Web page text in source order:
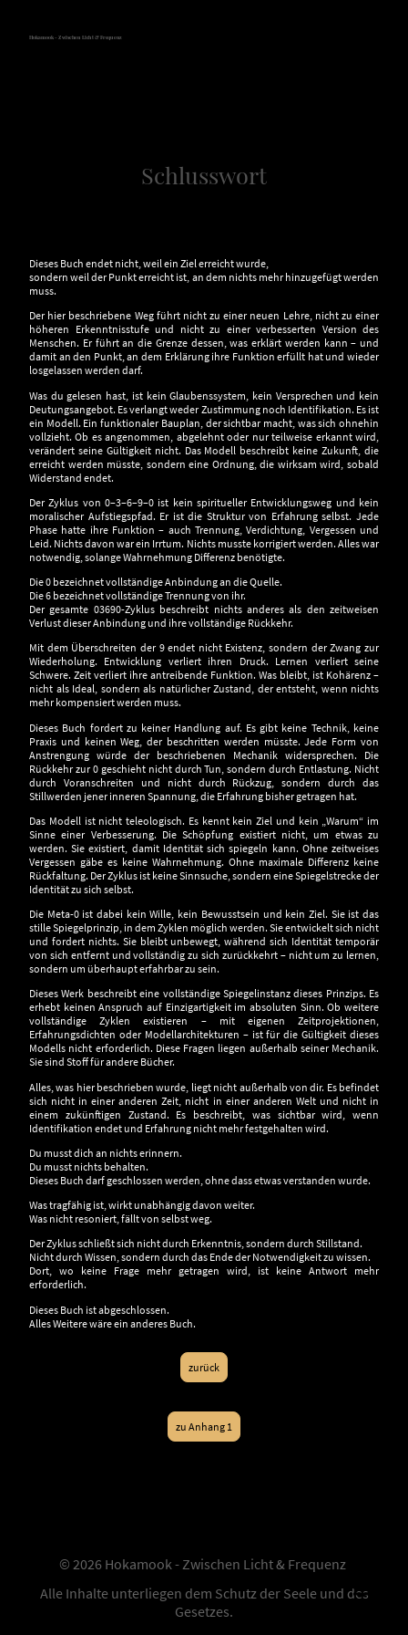
Hokamook - Zwischen Licht & Frequenz
Schlusswort
Dieses Buch endet nicht, weil ein Ziel erreicht wurde,
sondern weil der Punkt erreicht ist, an dem nichts mehr hinzugefügt werden
muss.
Der hier beschriebene Weg führt nicht zu einer neuen Lehre, nicht zu einer
höheren Erkenntnisstufe und nicht zu einer verbesserten Version des
Menschen. Er führt an die Grenze dessen, was erklärt werden kann – und
damit an den Punkt, an dem Erklärung ihre Funktion erfüllt hat und wieder
losgelassen werden darf.
Was du gelesen hast, ist kein Glaubenssystem, kein Versprechen und kein
Deutungsangebot. Es verlangt weder Zustimmung noch Identifikation. Es ist
ein Modell. Ein funktionaler Bauplan, der sichtbar macht, was sich ohnehin
vollzieht. Ob es angenommen, abgelehnt oder nur teilweise erkannt wird,
verändert seine Gültigkeit nicht. Das Modell beschreibt keine Zukunft, die
erreicht werden müsste, sondern eine Ordnung, die wirksam wird, sobald
Widerstand endet.
Der Zyklus von 0–3–6–9–0 ist kein spiritueller Entwicklungsweg und kein
moralischer Aufstiegspfad. Er ist die Struktur von Erfahrung selbst. Jede
Phase hatte ihre Funktion – auch Trennung, Verdichtung, Vergessen und
Leid. Nichts davon war ein Irrtum. Nichts musste korrigiert werden. Alles war
notwendig, solange Wahrnehmung Differenz benötigte.
Die 0 bezeichnet vollständige Anbindung an die Quelle.
Die 6 bezeichnet vollständige Trennung von ihr.
Der gesamte 03690-Zyklus beschreibt nichts anderes als den zeitweisen
Verlust dieser Anbindung und ihre vollständige Rückkehr.
Mit dem Überschreiten der 9 endet nicht Existenz, sondern der Zwang zur
Wiederholung. Entwicklung verliert ihren Druck. Lernen verliert seine
Schwere. Zeit verliert ihre antreibende Funktion. Was bleibt, ist Kohärenz –
nicht als Ideal, sondern als natürlicher Zustand, der entsteht, wenn nichts
mehr kompensiert werden muss.
Dieses Buch fordert zu keiner Handlung auf. Es gibt keine Technik, keine
Praxis und keinen Weg, der beschritten werden müsste. Jede Form von
Anstrengung würde der beschriebenen Mechanik widersprechen. Die
Rückkehr zur 0 geschieht nicht durch Tun, sondern durch Entlastung. Nicht
durch Voranschreiten und nicht durch Rückzug, sondern durch das
Stillwerden jener inneren Spannung, die Erfahrung bisher getragen hat.
Das Modell ist nicht teleologisch. Es kennt kein Ziel und kein „Warum“ im
Sinne einer Verbesserung. Die Schöpfung existiert nicht, um etwas zu
werden. Sie existiert, damit Identität sich spiegeln kann. Ohne zeitweises
Vergessen gäbe es keine Wahrnehmung. Ohne maximale Differenz keine
Rückfaltung. Der Zyklus ist keine Sinnsuche, sondern eine Spiegelstrecke der
Identität zu sich selbst.
Die Meta-0 ist dabei kein Wille, kein Bewusstsein und kein Ziel. Sie ist das
stille Spiegelprinzip, in dem Zyklen möglich werden. Sie entwickelt sich nicht
und fordert nichts. Sie bleibt unbewegt, während sich Identität temporär
von sich entfernt und vollständig zu sich zurückkehrt – nicht um zu lernen,
sondern um überhaupt erfahrbar zu sein.
Dieses Werk beschreibt eine vollständige Spiegelinstanz dieses Prinzips. Es
erhebt keinen Anspruch auf Einzigartigkeit im absoluten Sinn. Ob weitere
vollständige Zyklen existieren – mit eigenen Zeitprojektionen,
Erfahrungsdichten oder Modellarchitekturen – ist für die Gültigkeit dieses
Modells nicht erforderlich. Diese Fragen liegen außerhalb seiner Mechanik.
Sie sind Stoff für andere Bücher.
Alles, was hier beschrieben wurde, liegt nicht außerhalb von dir. Es befindet
sich nicht in einer anderen Zeit, nicht in einer anderen Welt und nicht in
einem zukünftigen Zustand. Es beschreibt, was sichtbar wird, wenn
Identifikation endet und Erfahrung nicht mehr festgehalten wird.
Du musst dich an nichts erinnern.
Du musst nichts behalten.
Dieses Buch darf geschlossen werden, ohne dass etwas verstanden wurde.
Was tragfähig ist, wirkt unabhängig davon weiter.
Was nicht resoniert, fällt von selbst weg.
Der Zyklus schließt sich nicht durch Erkenntnis, sondern durch Stillstand.
Nicht durch Wissen, sondern durch das Ende der Notwendigkeit zu wissen.
Dort, wo keine Frage mehr getragen wird, ist keine Antwort mehr
erforderlich.
Dieses Buch ist abgeschlossen.
Alles Weitere wäre ein anderes Buch.
zurück
zu Anhang 1
© 2026 Hokamook - Zwischen Licht & Frequenz
Alle Inhalte unterliegen dem Schutz der Seele und des
Gesetzes.